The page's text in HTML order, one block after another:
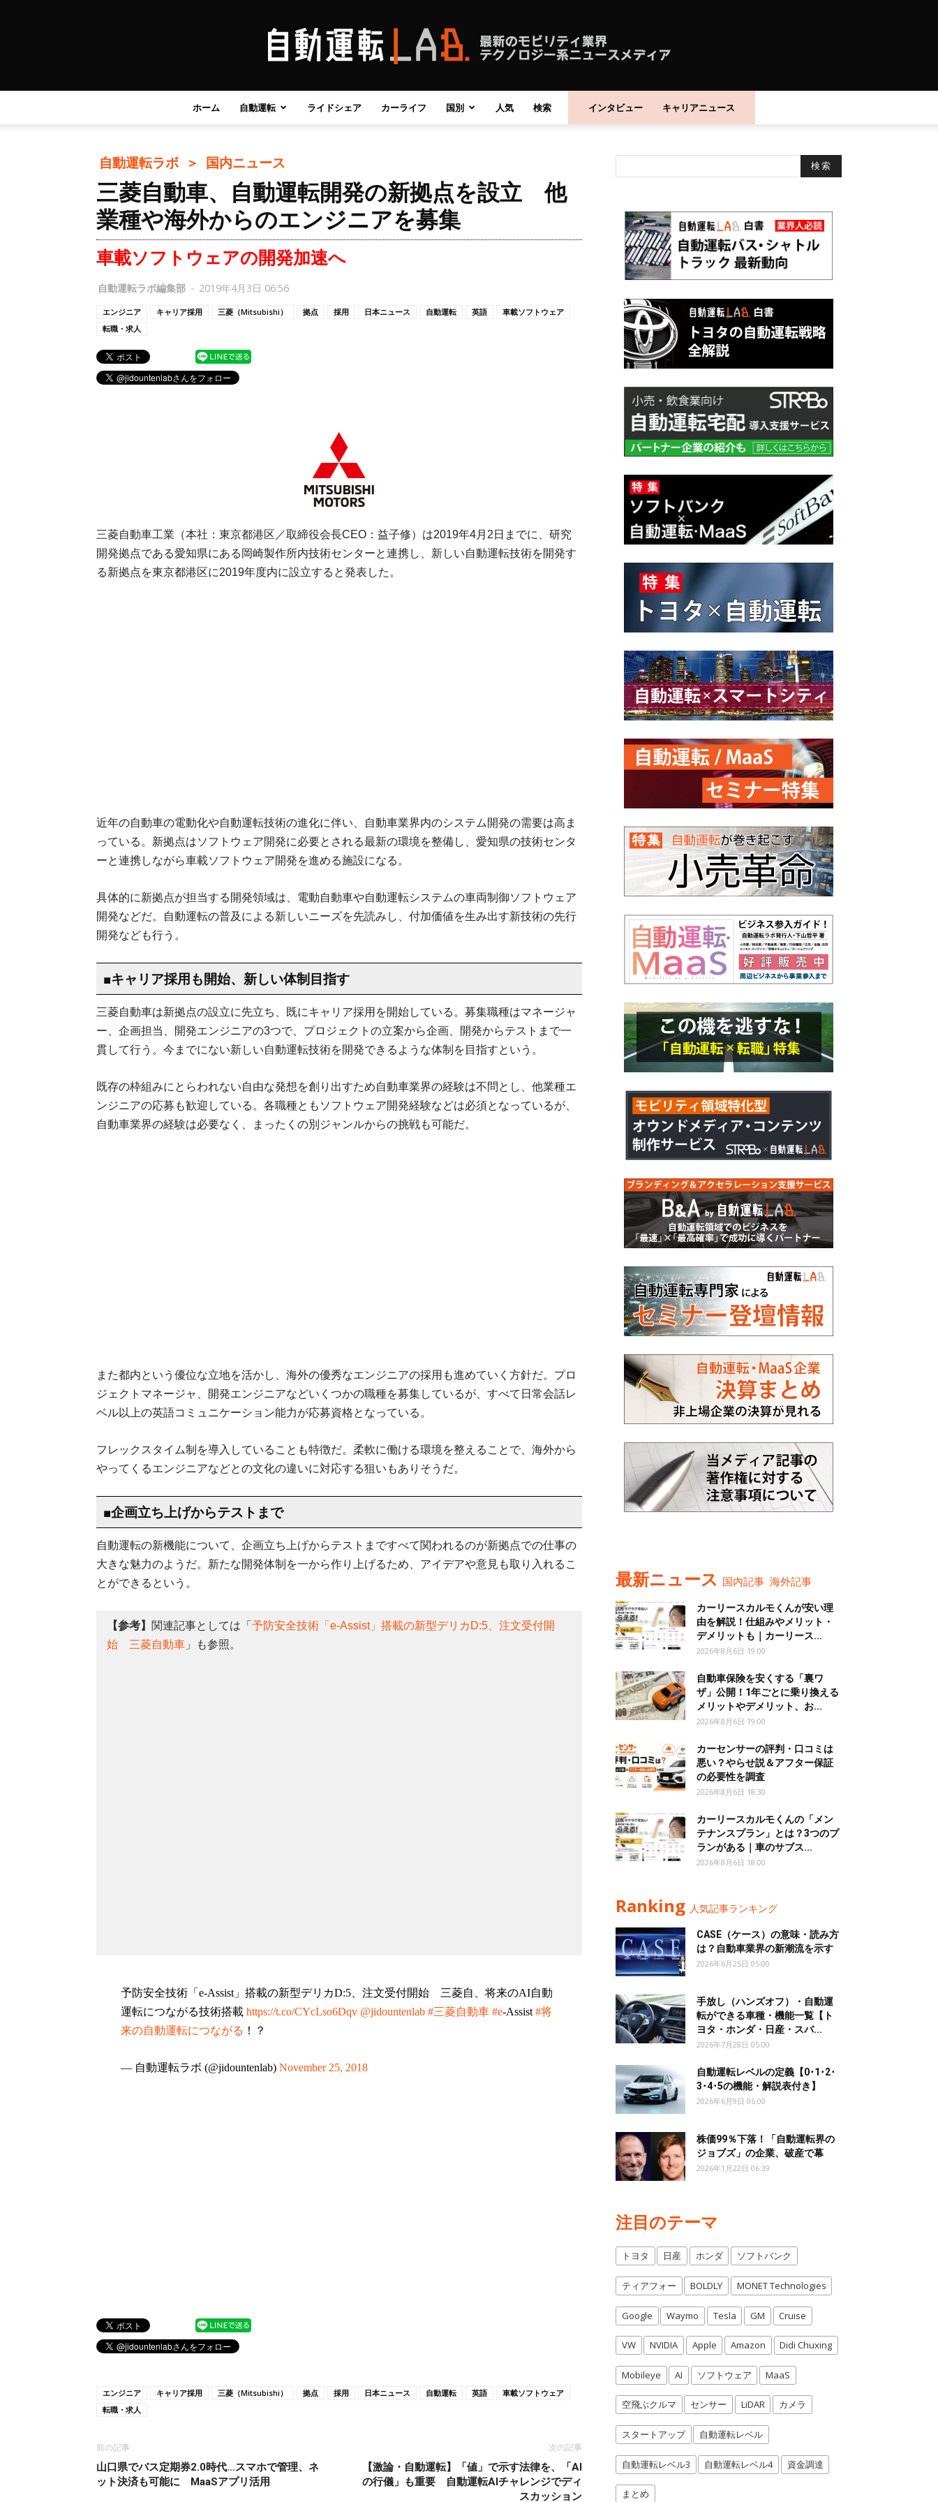
自
動
ホーム 自動運転 ライドシェア カーライフ 国別 人気 検索 インタビュー キャリアニュース
自動運転ラボ ＞ 国内ニュース
三菱自動車、自動運転開発の新拠点を設立 他
業種や海外からのエンジニアを募集
車載ソフトウェアの開発加速へ
自動運転ラボ編集部 - 2019年4月3日 06:56
エンジニア キャリア採用 三菱（Mitsubishi） 拠点 採用 日本ニュース 自動運転 英語
車載ソフトウェア
転職・求人
三菱自動車工業（本社：東京都港区／取締役会長CEO：益子修）は2019年4月2日までに、研究
開発拠点である愛知県にある岡崎製作所内技術センターと連携し、新しい自動運転技術を開発す
る新拠点を東京都港区に2019年度内に設立すると発表した。
近年の自動車の電動化や自動運転技術の進化に伴い、自動車業界内のシステム開発の需要は高ま
っている。新拠点はソフトウェア開発に必要とされる最新の環境を整備し、愛知県の技術センタ
ーと連携しながら車載ソフトウェア開発を進める施設になる。
具体的に新拠点が担当する開発領域は、電動自動車や自動運転システムの車両制御ソフトウェア
開発などだ。自動運転の普及による新しいニーズを先読みし、付加価値を生み出す新技術の先行
開発なども行う。
■キャリア採用も開始、新しい体制目指す
三菱自動車は新拠点の設立に先立ち、既にキャリア採用を開始している。募集職種はマネージャ
ー、企画担当、開発エンジニアの3つで、プロジェクトの立案から企画、開発からテストまで一
貫して行う。今までにない新しい自動運転技術を開発できるような体制を目指すという。
既存の枠組みにとらわれない自由な発想を創り出すため自動車業界の経験は不問とし、他業種エ
ンジニアの応募も歓迎している。各職種ともソフトウェア開発経験などは必須となっているが、
自動車業界の経験は必要なく、まったくの別ジャンルからの挑戦も可能だ。
また都内という優位な立地を活かし、海外の優秀なエンジニアの採用も進めていく方針だ。プロ
ジェクトマネージャ、開発エンジニアなどいくつかの職種を募集しているが、すべて日常会話レ
ベル以上の英語コミュニケーション能力が応募資格となっている。
フレックスタイム制を導入していることも特徴だ。柔軟に働ける環境を整えることで、海外から
やってくるエンジニアなどとの文化の違いに対応する狙いもありそうだ。
■企画立ち上げからテストまで
自動運転の新機能について、企画立ち上げからテストまですべて関われるのが新拠点での仕事の
大きな魅力のようだ。新たな開発体制を一から作り上げるため、アイデアや意見も取り入れるこ
とができるという。
【参考】 関連記事としては「 予防安全技術「e-Assist」搭載の新型デリカD:5、注文受付開
始 三菱自動車 」も参照。
予防安全技術「e-Assist」搭載の新型デリカD:5、注文受付開始 三菱自、将来のAI自動
運転につながる技術搭載 https://t.co/CYcLso6Dqv @jidountenlab #三菱自動車 #e-Assist #将
来の自動運転につながる ！？
— 自動運転ラボ (@jidountenlab) November 25, 2018
エンジニア キャリア採用 三菱（Mitsubishi） 拠点 採用 日本ニュース 自動運転 英語
車載ソフトウェア
転職・求人
前の記事
山口県でバス定期券2.0時代…スマホで管理、ネ
ット決済も可能に MaaSアプリ活用
次の記事
【激論・自動運転】「値」で示す法律を、「AI
の行儀」も重要 自動運転AIチャレンジでディ
スカッション
最新ニュース 国内記事 海外記事
カーリースカルモくんが安い理
由を解説！仕組みやメリット・
デメリットも｜カーリース...
2026年8月6日 19:00
自動車保険を安くする「裏ワ
ザ」公開！1年ごとに乗り換える
メリットやデメリット、お...
2026年8月6日 19:00
カーセンサーの評判・口コミは
悪い？やらせ説＆アフター保証
の必要性を調査
2026年8月6日 18:30
カーリースカルモくんの「メン
テナンスプラン」とは？3つのプ
ランがある｜車のサブス...
2026年8月6日 18:00
Ranking 人気記事ランキング
CASE（ケース）の意味・読み方
は？自動車業界の新潮流を示す
2026年6月25日 05:00
手放し（ハンズオフ）・自動運
転ができる車種・機能一覧【ト
ヨタ・ホンダ・日産・スバ...
2026年7月28日 05:00
自動運転レベルの定義【0･1･2･
3･4･5の機能・解説表付き】
2026年6月9日 05:00
株価99％下落！「自動運転界の
ジョブズ」の企業、破産で幕
2026年1月22日 06:39
注目のテーマ
トヨタ 日産 ホンダ ソフトバンク
ティアフォー BOLDLY MONET Technologies
Google Waymo Tesla GM Cruise
VW NVIDIA Apple Amazon Didi Chuxing
Mobileye AI ソフトウェア MaaS
空飛ぶクルマ センサー LiDAR カメラ
スタートアップ 自動運転レベル
自動運転レベル3 自動運転レベル4 資金調達
まとめ